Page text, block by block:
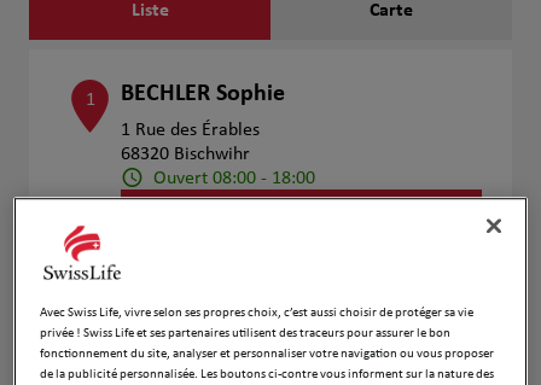
Liste Carte
1 BECHLER Sophie
1 Rue des Érables
68320 Bischwihr
Ouvert 08:00 - 18:00
2 Christian Piccinelli
Avec Swiss Life, vivre selon ses propres choix, c’est aussi choisir de protéger sa vie
privée ! Swiss Life et ses partenaires utilisent des traceurs pour assurer le bon
fonctionnement du site, analyser et personnaliser votre navigation ou vous proposer
de la publicité personnalisée. Les boutons ci-contre vous informent sur la nature des